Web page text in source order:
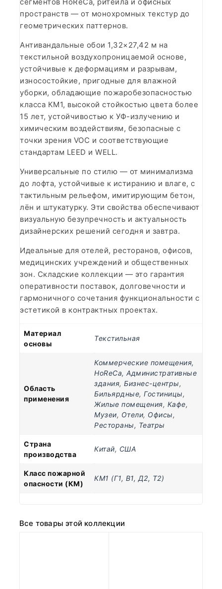
пространств — от монохромных текстур до
геометрических паттернов.
Антивандальные обои 1,32×27,42 м на
текстильной воздухопроницаемой основе,
устойчивые к деформациям и разрывам,
износостойкие, пригодные для влажной
уборки, обладающие пожаробезопасностью
класса КМ1, высокой стойкостью цвета более
15 лет, устойчивостью к УФ-излучению и
химическим воздействиям, безопасные с
точки зрения VOC и соответствующие
стандартам LEED и WELL.
Универсальные по стилю — от минимализма
до лофта, устойчивые к истиранию и влаге, с
тактильным рельефом, имитирующим бетон,
лён и штукатурку. Эти свойства обеспечивают
визуальную безупречность и актуальность
дизайнерских решений сегодня и завтра.
Идеальные для отелей, ресторанов, офисов,
медицинских учреждений и общественных
зон. Складские коллекции — это гарантия
оперативности поставок, долговечности и
гармоничного сочетания функциональности с
эстетикой в контрактных проектах.
Материал
основы
Текстильная
Область
применения
Коммерческие помещения,
HoReCa, Административные
здания, Бизнес-центры,
Бильярдные, Гостиницы,
Жилые помещения, Кафе,
Музеи, Отели, Офисы,
Рестораны, Театры
Страна
производства
Китай, США
Класс пожарной
опасности (КМ)
КМ1 (Г1, В1, Д2, Т2)
Все товары этой коллекции